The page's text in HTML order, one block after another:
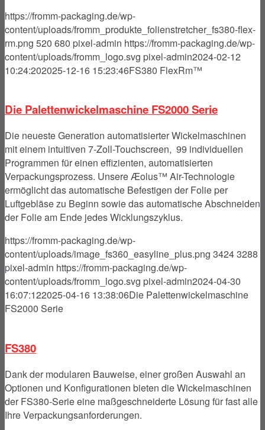
https://fromm-packaging.de/wp-
content/uploads/fromm_produkte_folienstretcher_fs380-flex-
rm.png 520 680 pixel-admin https://fromm-packaging.de/wp-
content/uploads/fromm_logo.svg pixel-admin2024-02-12
10:24:202025-12-16 15:23:46FS380 FlexRm™
Die Palettenwickel­maschi­ne FS2000 Serie
Die neueste Generation automatisierter Wickelmaschinen
mit einem intuitiven 7-Zoll-Touchscreen, 99 individuellen
Programmen für einen effizienten, automatisierten
Verpackungsprozess. Unsere Æolus™ Air-Technologie
ermöglicht das automatische Befestigen der Folie per
Luftgebläse zu Beginn sowie das automatische Abschneiden
der Folie am Ende jedes Wicklungszyklus.
https://fromm-packaging.de/wp-
content/uploads/image_fs360_easyline_plus.png 34243288
pixel-admin https://fromm-packaging.de/wp-
content/uploads/fromm_logo.svg pixel-admin2024-04-30
16:07:122025-04-16 13:38:06Die Palettenwickel­maschi­ne
FS2000 Serie
FS380
Dank der modularen Bauweise, einer großen Auswahl an
Optionen und Konfigurationen bieten die Wickelmaschinen
der FS380-Serie eine maßgeschneiderte Lösung für fast alle
Ihre Verpackungsanforderungen.